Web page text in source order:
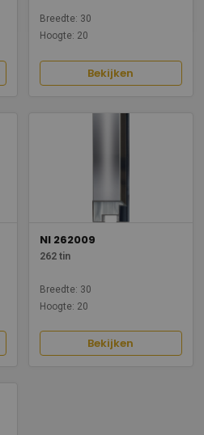
Breedte: 30
Hoogte: 20
Bekijken
NI 262009
262 tin
Breedte: 30
Hoogte: 20
Bekijken